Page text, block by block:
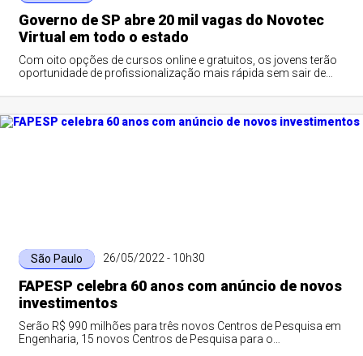
Governo de SP abre 20 mil vagas do Novotec
Virtual em todo o estado
Com oito opções de cursos online e gratuitos, os jovens terão
oportunidade de profissionalização mais rápida sem sair de
São Paulo 26/05/2022 - 10h30
FAPESP celebra 60 anos com anúncio de novos
investimentos
Serão R$ 990 milhões para três novos Centros de Pesquisa em
Engenharia, 15 novos Centros de Pesquisa para o